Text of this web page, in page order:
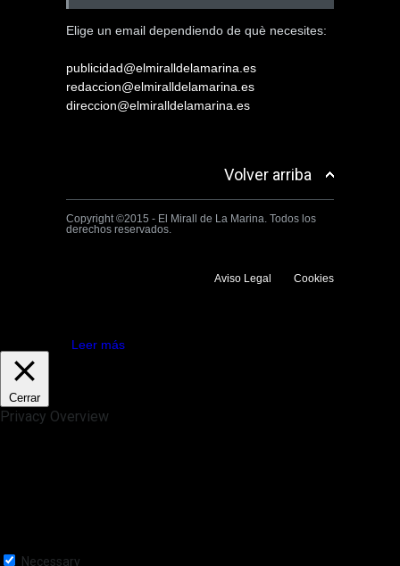
Elige un email dependiendo de què necesites:
publicidad@elmiralldelamarina.es
redaccion@elmiralldelamarina.es
direccion@elmiralldelamarina.es
Volver arriba
Copyright ©2015 - El Mirall de La Marina. Todos los
derechos reservados.
Aviso Legal Cookies
Leer más
Cerrar
Privacy Overview
Necessary